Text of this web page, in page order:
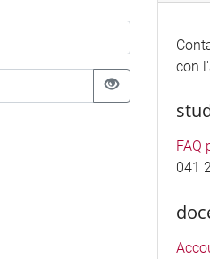
con
FAQ
041